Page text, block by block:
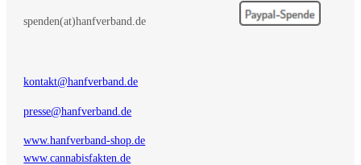
spenden(at)hanfverband.de
kontakt@hanfverband.de
presse@hanfverband.de
www.hanfverband-shop.de
www.cannabisfakten.de